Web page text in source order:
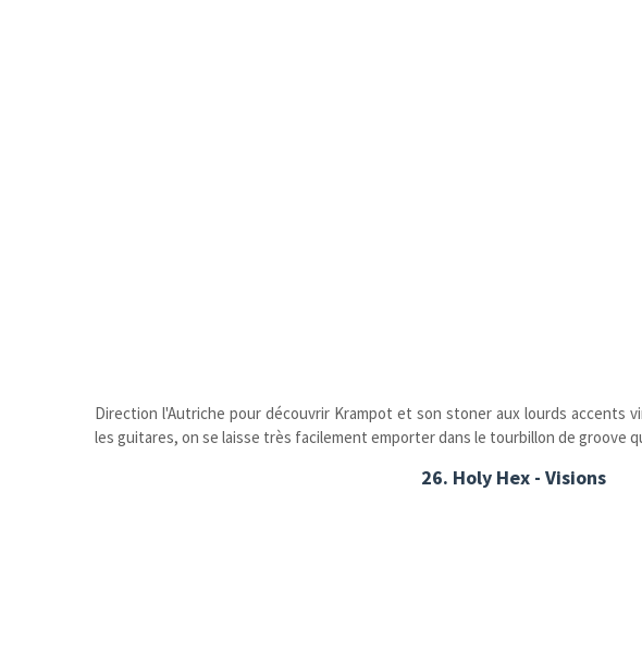
Direction l'Autriche pour découvrir Krampot et son stoner aux lourds accents
les guitares, on se laisse très facilement emporter dans le tourbillon de groove
26. Holy Hex - Visions